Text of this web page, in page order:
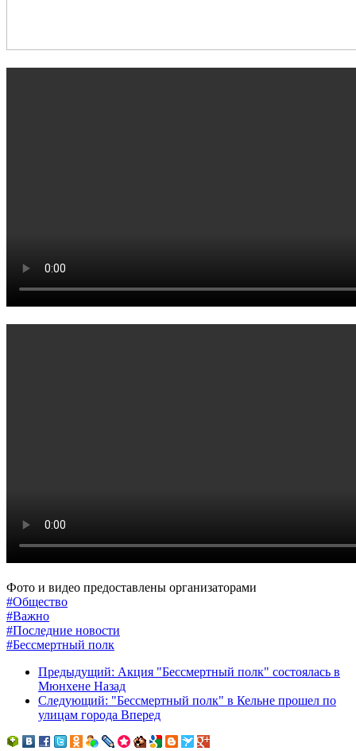
Фото и видео предоставлены организаторами
#Общество
#Важно
#Последние новости
#Бессмертный полк
Предыдущий: Акция "Бессмертный полк" состоялась в
Мюнхене Назад
Следующий: "Бессмертный полк" в Кельне прошел по
улицам города Вперед